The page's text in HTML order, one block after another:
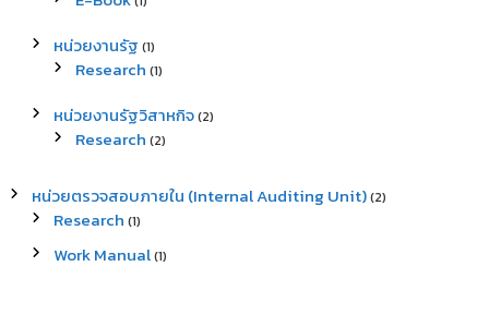
หน่วยงานรัฐ (1)
Research (1)
หน่วยงานรัฐวิสาหกิจ(2)
Research (2)
หน่วยตรวจสอบภายใน (Internal Auditing Unit)(2)
Research (1)
Work Manual(1)